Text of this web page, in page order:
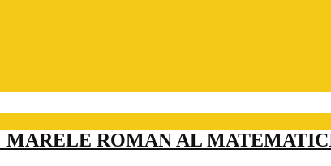
MARELE ROMAN AL